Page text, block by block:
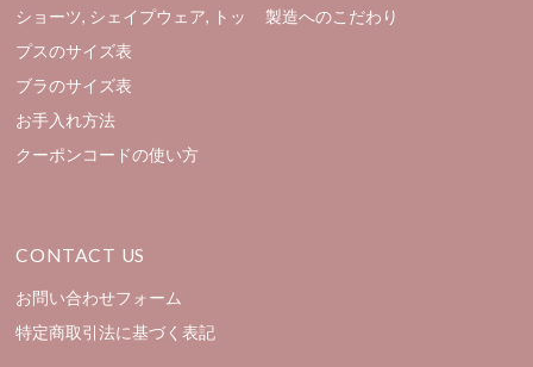
ショーツ, シェイプウェア, トッ
プスのサイズ表
ブラのサイズ表
お手入れ方法
クーポンコードの使い方
製造へのこだわり
CONTACT US
お問い合わせフォーム
特定商取引法に基づく表記